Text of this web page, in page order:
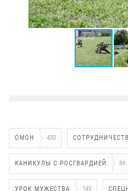
ОМОН 430
КАНИКУЛЫ С РОСГВАРДИЕЙ 84
УРОК МУЖЕСТВА 145